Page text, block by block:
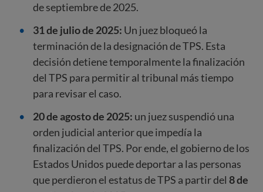
de septiembre de 2025.
31 de julio de 2025: Un juez bloqueó la
terminación de la designación de TPS. Esta
decisión detiene temporalmente la finalización
del TPS para permitir al tribunal más tiempo
para revisar el caso.
20 de agosto de 2025: un juez suspendió una
orden judicial anterior que impedía la
finalización del TPS. Por ende, el gobierno de los
Estados Unidos puede deportar a las personas
que perdieron el estatus de TPS a partir del 8 de